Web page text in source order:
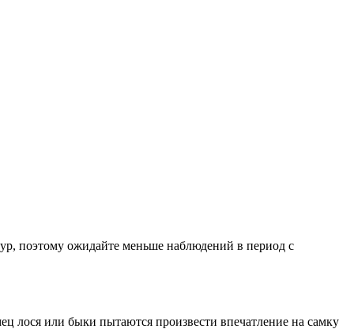
поэтому ожидайте меньше наблюдений в период с
лося или быки пытаются произвести впечатление на самку